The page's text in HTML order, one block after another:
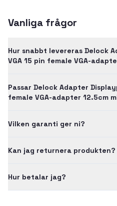
Vanliga frågor
Hur snabbt levereras Delock
VGA 15 pin female VGA-
Passar Delock Adapter
female VGA-adapter 12.5cm
Vilken garanti ger ni?
Kan jag returnera produkten?
Hur betalar jag?